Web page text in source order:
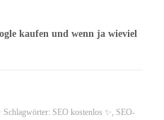
kaufen und wenn ja wieviel
Schlagwörter: SEO kostenlos ✨, SEO-